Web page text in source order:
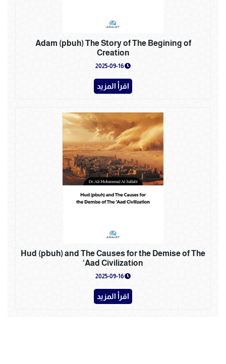
Adam (pbuh) The Story of The Begining of
Creation
اقرأ المزيد
Hud (pbuh) and The Causes for the Demise of The
‘Aad Civilization
اقرأ المزيد